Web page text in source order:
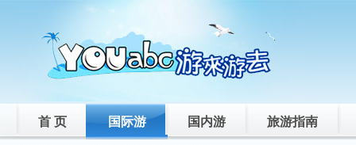
首 页 国际游 国内游 旅游指南